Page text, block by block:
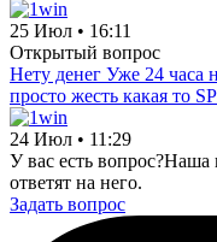
25 Июл • 16:11
Открытый вопрос
Нету денег Уже 24 часа
просто жесть какая то
24 Июл • 11:29
У вас есть вопрос?Наша
ответят на него.
Задать вопрос